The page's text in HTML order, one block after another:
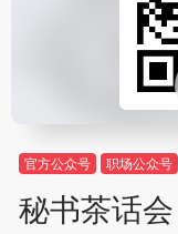
官方公众号 职场公众号
秘书茶话会